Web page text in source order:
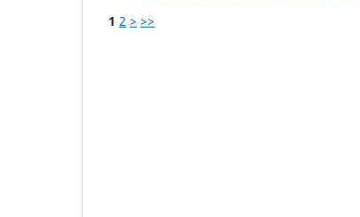
1 2 > >>